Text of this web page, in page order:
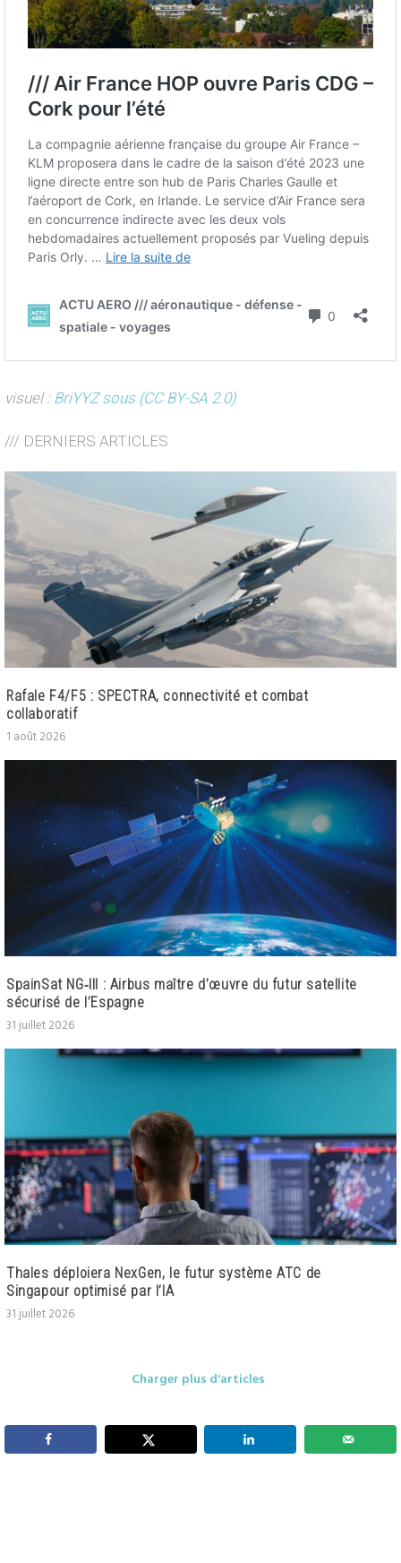
visuel : BriYYZ sous (CC BY-SA 2.0)
/// DERNIERS ARTICLES
Rafale F4/F5 : SPECTRA, connectivité et combat
collaboratif
1 août 2026
SpainSat NG‑III : Airbus maître d’œuvre du futur satellite
sécurisé de l’Espagne
31 juillet 2026
Thales déploiera NexGen, le futur système ATC de
Singapour optimisé par l’IA
31 juillet 2026
Charger plus d'articles